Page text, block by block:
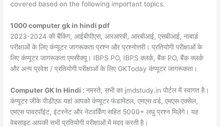
covered based on the following important topics.
1000 computer gk in hindi pdf
2023-2024 की बैंकिंग, आईबीपीएस, आरआरबी, आरबीआई, एसबीआई, नाबार्ड
परीक्षाओं के लिए कंप्यूटर जागरूकता प्रश्न और प्रश्नोत्तरी। प्रतियोगी परीक्षाओं के
लिए कंप्यूटर जागरूकता एमसीक्यू। IBPS PO, IBPS क्लर्क, बैंक PO, बैंक क्लर्क
और अन्य प्रवेश / प्रतियोगी परीक्षाओं के लिए GKToday कंप्यूटर जागरूकता।
Computer GK In Hindi :नमस्ते, सभी का jmdstudy.in पोर्टल में स्वागत है।
कंप्यूटर जीके पीडीएफ यहां आपको कंप्यूटर फंडामेंटल, एमएस वर्ड, एमएस एक्सेल,
एमएस पावरपॉइंट, इंटरनेट और नेटवर्किंग सहित 5000+ लघु प्रश्न मिलेंगे। यह
वेबसाइट आपकी सभी प्रतियोगी परीक्षाओं में मदद करती है।